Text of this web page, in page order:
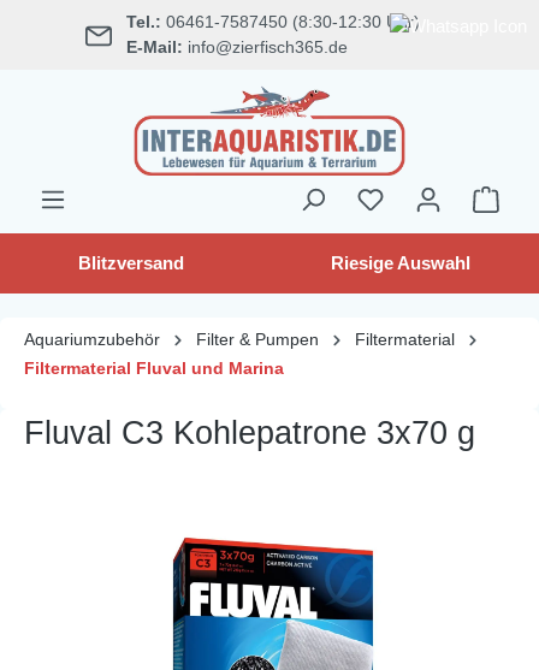
springen Tel.: 06461-7587450 (8:30-12:30 Uhr)
E-Mail: info@zierfisch365.de
Blitzversand Riesige Auswahl
Aquariumzubehör Filter & Pumpen
Filtermaterial
Filtermaterial Fluval und Marina
Fluval C3 Kohlepatrone 3x70 g
Bildergalerie überspringen